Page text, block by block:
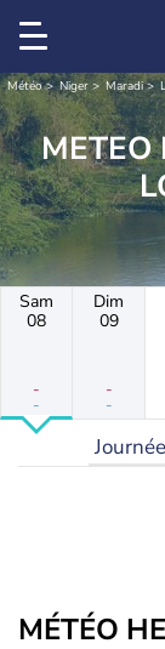
Météo Niger Maradi
METEO
Sam
08
-
-
Dim
09
-
-
Journée
MÉTÉO